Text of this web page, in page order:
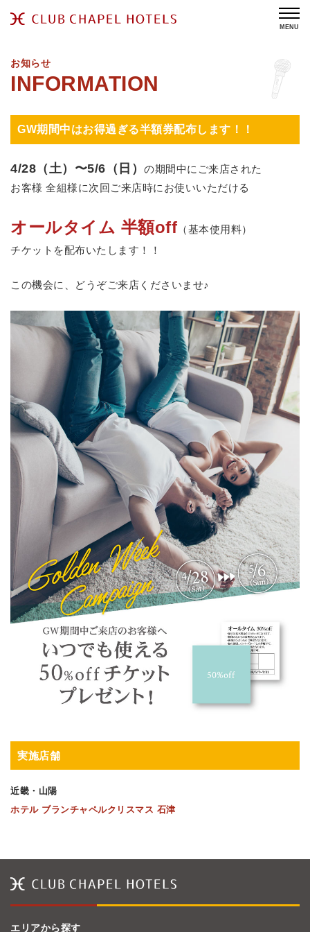
MENU
お知らせ
GW期間中はお得過ぎる半額券配布します！！
4/28（土）〜5/6（日） の期間中にご来店された
お客様 全組様に次回ご来店時にお使いいただける
オールタイム 半額off （基本使用料）
チケットを配布いたします！！
この機会に、どうぞご来店くださいませ♪
実施店舗
近畿・山陽
ホテル ブランチャペルクリスマス 石津
エリアから探す